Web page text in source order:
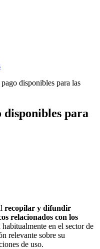
disponibles para las
disponibles para
recopilar y difundir
relacionados con los
en el sector de
relevante sobre su
de uso.